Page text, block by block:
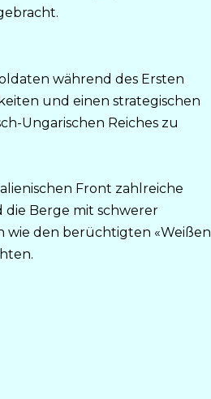
während des Ersten
und einen strategischen
Ungarischen Reiches zu
Front zahlreiche
die Berge mit schwerer
wie den berüchtigten «Weißen